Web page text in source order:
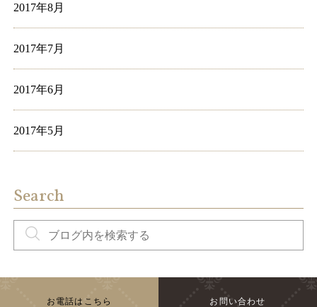
2017年8月
2017年7月
2017年6月
2017年5月
Search
お電話はこちら お問い合わせ